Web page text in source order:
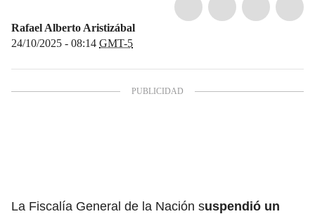
Rafael Alberto Aristizábal
24/10/2025 - 08:14 GMT-5
La Fiscalía General de la Nación suspendió un